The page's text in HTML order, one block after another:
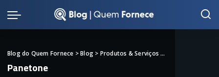
Blog do Quem Fornece >Blog > Produtos & Serviços >
Panetone